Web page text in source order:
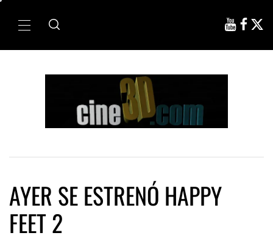
Menú
AYER SE ESTRENÓ HAPPY
FEET 2